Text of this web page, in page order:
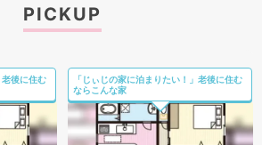
PICKUP
老後に住む
「じぃじの家に泊まりたい！」老後に住む
ならこんな家